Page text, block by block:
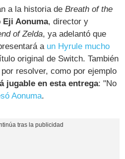
a la historia deBreath of the
Eji Aonuma, director y
of Zelda, ya adelantó que
a un Hyrule mucho
original de Switch. También
resolver, como por ejemplo
jugable en esta entrega: "No
Aonuma.